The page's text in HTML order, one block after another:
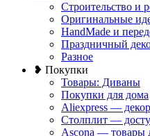
Строительство и
Оригинальные
HandMade и
Праздничный
Разное
❥ Покупки
Товары: Диваны
Покупки для дома
Aliexpress —
Столплит —
Ascona — товары